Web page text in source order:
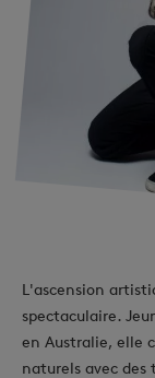
L'ascension
spectaculaire.
en Australie, elle
naturels avec